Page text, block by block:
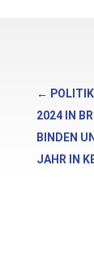
←
2024 IN
BINDEN
JAHR IN